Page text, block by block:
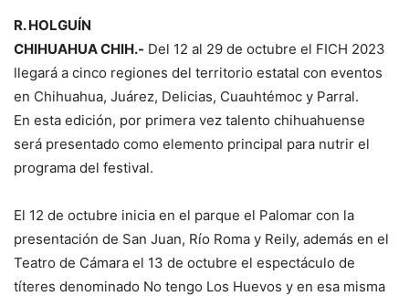
R. HOLGUÍN
CHIHUAHUA CHIH.- Del 12 al 29 de octubre el FICH 2023
llegará a cinco regiones del territorio estatal con eventos
en Chihuahua, Juárez, Delicias, Cuauhtémoc y Parral.
En esta edición, por primera vez talento chihuahuense
será presentado como elemento principal para nutrir el
programa del festival.
El 12 de octubre inicia en el parque el Palomar con la
presentación de San Juan, Río Roma y Reily, además en el
Teatro de Cámara el 13 de octubre el espectáculo de
títeres denominado No tengo Los Huevos y en esa misma